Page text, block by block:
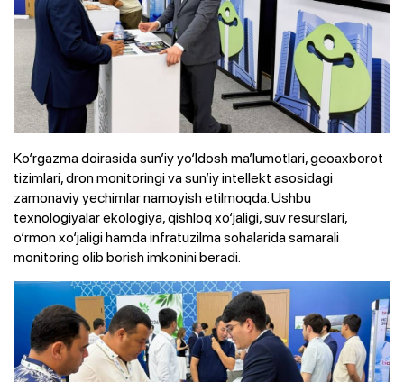
Ko‘rgazma doirasida sun’iy yo‘ldosh ma’lumotlari, geoaxborot
tizimlari, dron monitoringi va sun’iy intellekt asosidagi
zamonaviy yechimlar namoyish etilmoqda. Ushbu
texnologiyalar ekologiya, qishloq xo‘jaligi, suv resurslari,
o‘rmon xo‘jaligi hamda infratuzilma sohalarida samarali
monitoring olib borish imkonini beradi.